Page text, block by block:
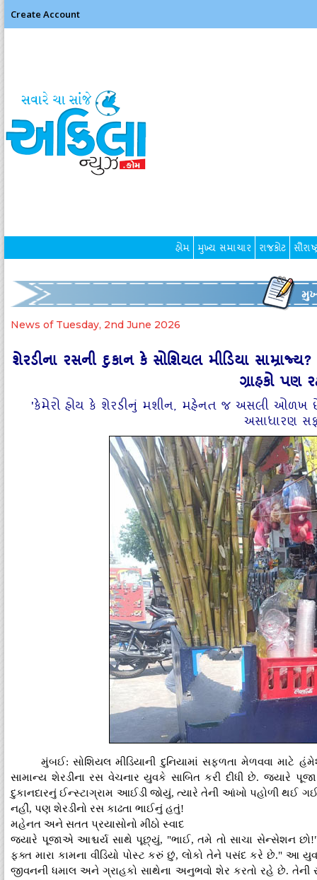
Create Account
હોમ મુખ્ય સમાચાર રાજકોટ
News of Tuesday, 2nd June 2026
શેરડીના રસની દુકાન કે સોશિયલ મીડિયા
ગ્રાહકો પણ
'કેમેરો હોય કે શેરડીનું મશીન, મહેનત જ અસલી ઓળખ છે':
અસાધારણ
મુંબઈ: સોશિયલ મીડિયાની દુનિયામાં સફળતા મેળવવા માટે
સામાન્ય શેરડીના રસ વેચનાર યુવકે સાબિત કરી દીધી છે. જ્યારે
દુકાનદારનું ઈન્સ્ટાગ્રામ આઈડી જોયું, ત્યારે તેની આંખો પહોળી થઈ
નહીં, પણ શેરડીનો રસ કાઢતા ભાઈનું હતું!
મહેનત અને સતત પ્રયાસોનો મીઠો સ્વાદ
જ્યારે પૂજાએ આશ્ચર્ય સાથે પૂછ્યું, "ભાઈ, તમે તો સાચા સેન્સેશન
ફક્ત મારા કામના વીડિયો પોસ્ટ કરું છું, લોકો તેને પસંદ કરે છે." આ યુવક
જીવનની ધમાલ અને ગ્રાહકો સાથેના અનુભવો શેર કરતો રહે છે. તેની